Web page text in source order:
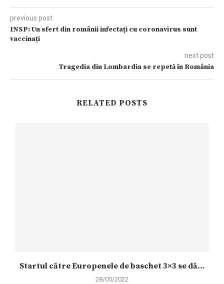
previous post
INSP: Un sfert din românii infectați cu coronavirus sunt
vaccinați
next post
Tragedia din Lombardia se repetă în România
RELATED POSTS
Startul către Europenele de baschet 3×3 se dă...
28/05/2022